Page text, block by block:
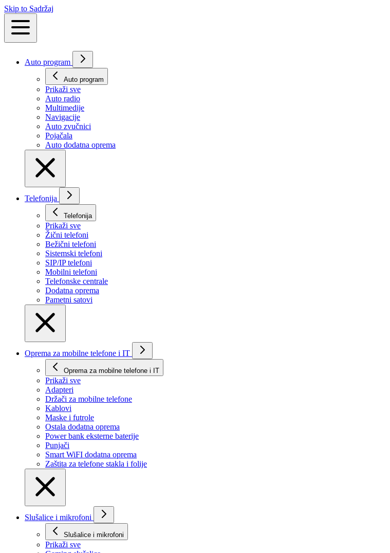
Skip to Sadržaj
Auto program
Auto program
Prikaži svе
Auto radio
Multimedije
Navigacije
Auto zvučnici
Pojačala
Auto dodatna oprema
Telefonija
Telefonija
Prikaži svе
Žični telefoni
Bežični telefoni
Sistemski telefoni
SIP/IP telefoni
Mobilni telefoni
Telefonske centrale
Dodatna oprema
Pametni satovi
Oprema za mobilne telefone i IT
Oprema za mobilne telefone i IT
Prikaži svе
Adapteri
Držači za mobilne telefone
Kablovi
Maske i futrole
Ostala dodatna oprema
Power bank eksterne baterije
Punjači
Smart WiFI dodatna oprema
Zaštita za telefone stakla i folije
Slušalice i mikrofoni
Slušalice i mikrofoni
Prikaži svе